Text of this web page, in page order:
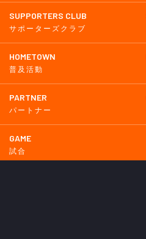
SUPPORTERS CLUB
サポーターズクラブ
HOMETOWN
普及活動
PARTNER
パートナー
GAME
試合